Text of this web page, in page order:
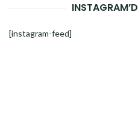
[instagram-feed]